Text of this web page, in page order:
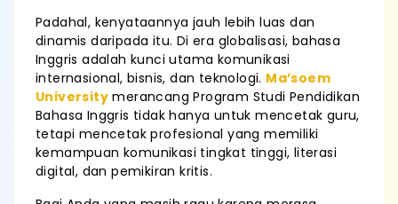
Padahal, kenyataannya jauh lebih luas dan
dinamis daripada itu. Di era globalisasi, bahasa
Inggris adalah kunci utama komunikasi
internasional, bisnis, dan teknologi. Ma’soem
University merancang Program Studi Pendidikan
Bahasa Inggris tidak hanya untuk mencetak guru,
tetapi mencetak profesional yang memiliki
kemampuan komunikasi tingkat tinggi, literasi
digital, dan pemikiran kritis.